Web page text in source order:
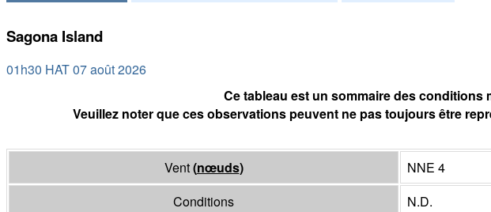
Sagona Island
01h30 HAT 07 août 2026
Ce tableau est un sommaire des conditions
Veuillez noter que ces observations peuvent ne pas toujours être
Vent(nœuds) NNE 4
Conditions
N.D.